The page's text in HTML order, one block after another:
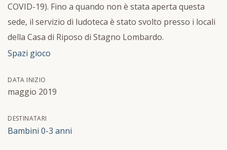
COVID-19). Fino a quando non è stata aperta questa
sede, il servizio di ludoteca è stato svolto presso i locali
della Casa di Riposo di Stagno Lombardo.
Spazi gioco
DATA INIZIO
maggio 2019
DESTINATARI
Bambini 0-3 anni